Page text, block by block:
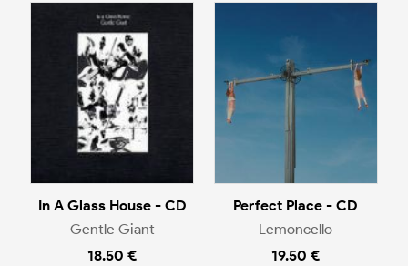
In A Glass House - CD
Gentle Giant
18.50 €
Perfect Place - CD
Lemoncello
19.50 €